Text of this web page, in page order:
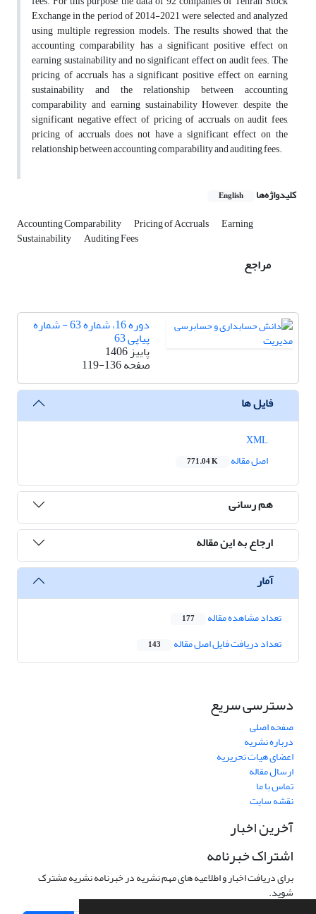
Exchange in the period of 2014-2021 were selected and analyzed
using multiple regression models. The results showed that the
accounting comparability has a significant positive effect on
earning sustainability and no significant effect on audit fees. The
pricing of accruals has a significant positive effect on earning
sustainability and the relationship between accounting
comparability and earning sustainability However, despite the
significant negative effect of pricing of accruals on audit fees,
pricing of accruals does not have a significant effect on the
relationship between accounting comparability and auditing fees.
کلیدواژه‌ها English
Accounting Comparability Pricing of Accruals Earning
Sustainability Auditing Fees
مراجع
دوره 16، شماره 63 - شماره
پیاپی 63
پاییز 1406
صفحه119-136
فایل ها
اصل مقاله
771.04 K
هم رسانی
ارجاع به این مقاله
آمار
تعداد مشاهده مقاله 177
تعداد دریافت فایل اصل مقاله 143
دسترسی سریع
صفحه اصلی
درباره نشریه
اعضای هیات تحریریه
ارسال مقاله
تماس با ما
نقشه سایت
آخرین اخبار
اشتراک خبرنامه
برای دریافت اخبار و اطلاعیه های مهم نشریه در خبرنامه نشریه مشترک
شوید.